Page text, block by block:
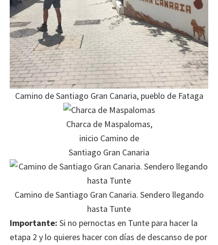
Camino de Santiago Gran Canaria, pueblo de Fataga
Charca de Maspalomas,
inicio Camino de
Santiago Gran Canaria
Camino de Santiago Gran Canaria. Sendero llegando
hasta Tunte
Importante: Si no pernoctas en Tunte para hacer la
etapa 2 y lo quieres hacer con días de descanso de por